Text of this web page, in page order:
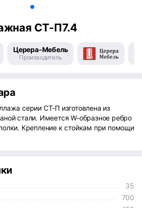
СТ-П7.4
Церера-Мебель
Производитель
серии СТ-П изготовлена из
стали. Имеется W-образное ребро
Крепление к стойкам при помощи
35
700